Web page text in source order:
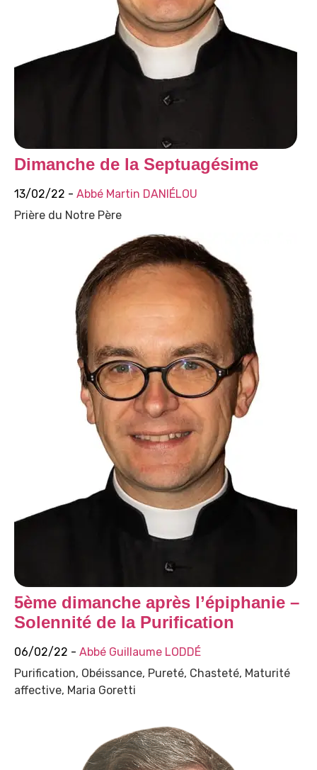
Dimanche de la Septuagésime
13/02/22 - Abbé Martin DANIÉLOU
Prière du Notre Père
5ème dimanche après l’épiphanie –
Solennité de la Purification
06/02/22 - Abbé Guillaume LODDÉ
Purification, Obéissance, Pureté, Chasteté, Maturité
affective, Maria Goretti